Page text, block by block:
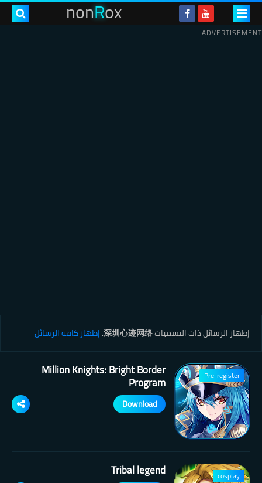
nonRox
ADVERTISEMENT
‏إظهار الرسائل ذات التسميات深圳心迹网络
.إظهار كافة الرسائل
Pre-register
Million Knights: Bright Border
Program
Download
cosplay
Tribal legend